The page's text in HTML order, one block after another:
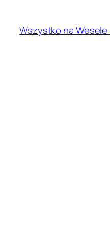
treściWszystko na Wesele